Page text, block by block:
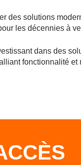
des solutions
les décennies à
dans des
fonctionnalité et